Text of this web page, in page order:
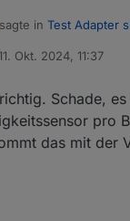
sagte in Test Adapter
keine Möglichkeit,
zuzuordnen.
werden sie ja
nicht nach
die
Okt. 2024, 11:37
von
Schade,
pro
das mit der